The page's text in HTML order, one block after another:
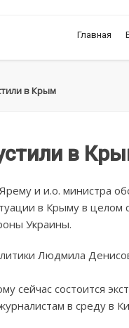
Главная
в Крым
в
и и.о. министра
в Крыму в целом
Украины.
Людмила
сейчас состоится
в среду в